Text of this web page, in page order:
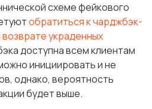
схеме фейкового
обратиться к чарджбэк-
украденных
доступна всем клиентам
инициировать и не
однако, вероятность
будет выше.